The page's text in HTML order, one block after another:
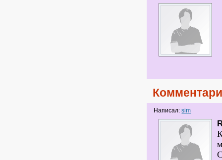
Написал:sim